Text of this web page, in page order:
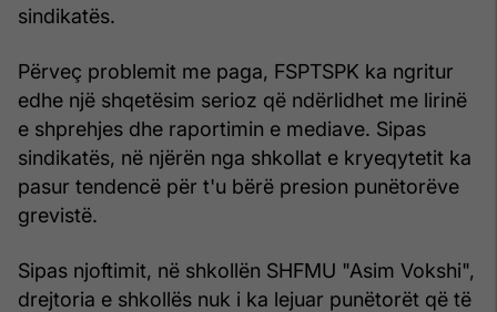
sindikatës.
Përveç problemit me paga, FSPTSPK ka ngritur
edhe një shqetësim serioz që ndërlidhet me lirinë
e shprehjes dhe raportimin e mediave. Sipas
sindikatës, në njërën nga shkollat e kryeqytetit ka
pasur tendencë për t'u bërë presion punëtorëve
grevistë.
Sipas njoftimit, në shkollën SHFMU "Asim Vokshi",
drejtoria e shkollës nuk i ka lejuar punëtorët që të